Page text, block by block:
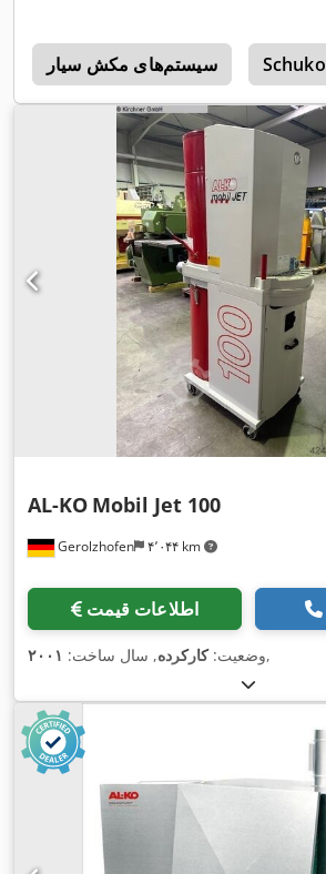
سیستم‌های مکش سیار Schuko
Gerolzhofen ۴٬۰۴۴ km
AL-KO Mobil Jet 100
اطلاعات قیمت
وضعیت:کارکرده, سال ساخت: ۲۰۰۱ ,